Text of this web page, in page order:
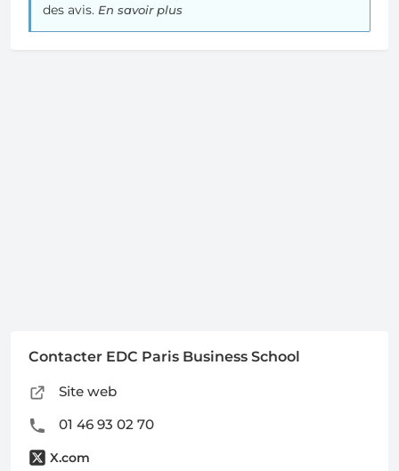
des avis. En savoir plus
Contacter EDC Paris Business School
Site web
01 46 93 02 70
X.com